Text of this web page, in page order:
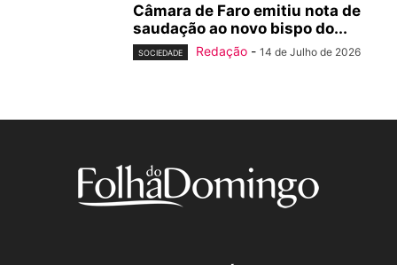
Câmara de Faro emitiu nota de
saudação ao novo bispo do...
SOCIEDADE Redação - 14 de Julho de 2026